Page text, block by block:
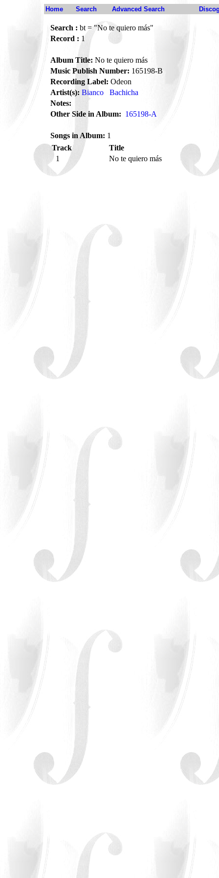
Home Search Advanced Search
Search : bt = "No te quiero más"
Record : 1
Album Title: No te quiero más
Music Publish Number: 165198-B
Recording Label: Odeon
Artist(s): Bianco
Bachicha
Notes:
Other Side in Album: 165198-A
Songs in Album: 1
Track
Title
1
No te quiero más